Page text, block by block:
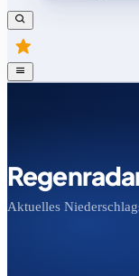
Aktuelles